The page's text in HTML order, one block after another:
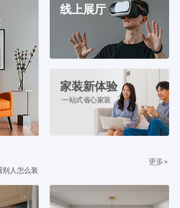
线上展厅
家装新体验
一站式省心家装
别人怎么装
更多>